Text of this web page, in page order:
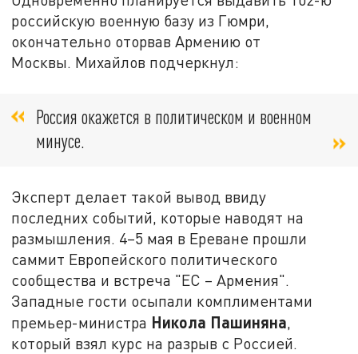
российскую военную базу из Гюмри,
окончательно оторвав Армению от
Москвы. Михайлов подчеркнул:
Россия окажется в политическом и военном
минусе.
Эксперт делает такой вывод ввиду
последних событий, которые наводят на
размышления. 4–5 мая в Ереване прошли
саммит Европейского политического
сообщества и встреча "ЕС – Армения".
Западные гости осыпали комплиментами
премьер-министра Никола Пашиняна,
который взял курс на разрыв с Россией.